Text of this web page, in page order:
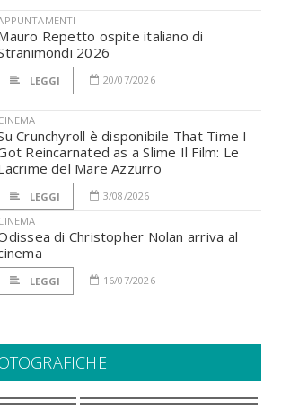
Repetto ospite italiano di
2026
LEGGI 20/07/2026
Crunchyroll è disponibile That Time I
Reincarnated as a Slime Il Film: Le
del Mare Azzurro
LEGGI
3/08/2026
di Christopher Nolan arriva al
LEGGI 16/07/2026